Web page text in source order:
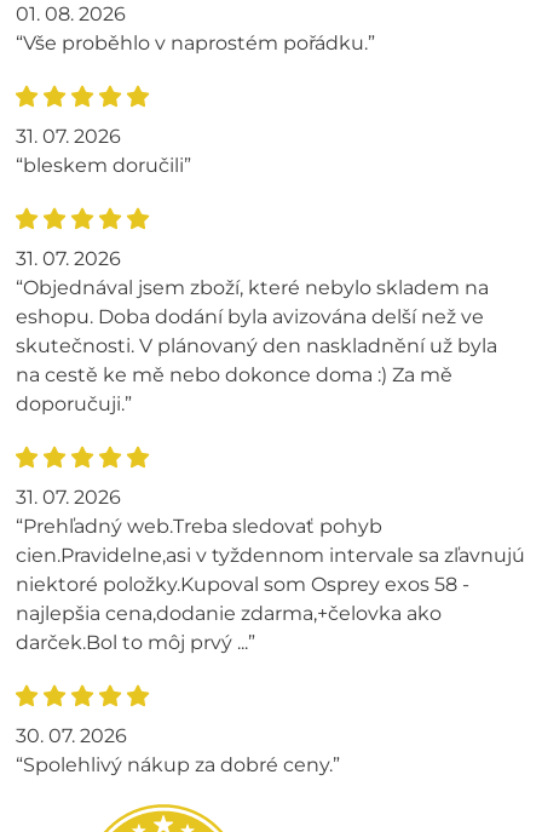
01. 08. 2026
“Vše proběhlo v naprostém pořádku.”
31. 07. 2026
“bleskem doručili”
31. 07. 2026
“Objednával jsem zboží, které nebylo skladem na
eshopu. Doba dodání byla avizována delší než ve
skutečnosti. V plánovaný den naskladnění už byla
na cestě ke mě nebo dokonce doma :) Za mě
doporučuji.”
31. 07. 2026
“Prehľadný web.Treba sledovať pohyb
cien.Pravidelne,asi v tyždennom intervale sa zľavnujú
niektoré položky.Kupoval som Osprey exos 58 -
najlepšia cena,dodanie zdarma,+čelovka ako
darček.Bol to môj prvý ...”
30. 07. 2026
“Spolehlivý nákup za dobré ceny.”